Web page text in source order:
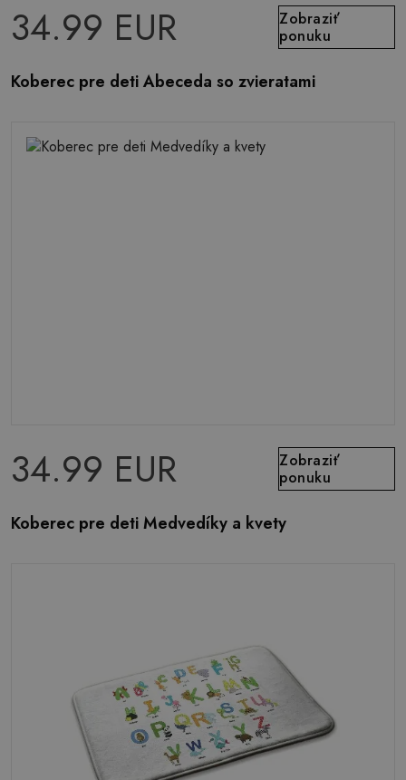
34.99 EUR
Zobraziť
ponuku
Koberec pre deti Abeceda so zvieratami
34.99 EUR
Zobraziť
ponuku
Koberec pre deti Medvedíky a kvety